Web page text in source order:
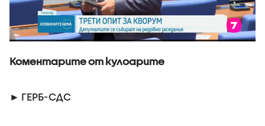
Коментарите от кулоарите
► ГЕРБ-СДС